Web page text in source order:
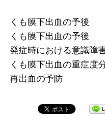
くも膜下出血の予後
くも膜下出血の予後
発症時における意識障
くも膜下出血の重症度
再出血の予防